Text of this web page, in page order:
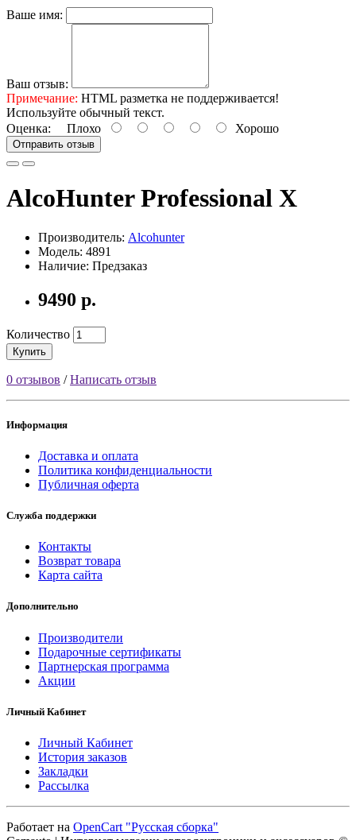
Ваше имя:
Ваш отзыв:
Примечание: HTML разметка не поддерживается!
Используйте обычный текст.
Оценка: Плохо Хорошо
Отправить отзыв
AlcoHunter Professional X
Производитель: Alcohunter
Модель: 4891
Наличие: Предзаказ
9490 р.
Количество
Купить
0 отзывов /Написать отзыв
Информация
Доставка и оплата
Политика конфиденциальности
Публичная оферта
Служба поддержки
Контакты
Возврат товара
Карта сайта
Дополнительно
Производители
Подарочные сертификаты
Партнерская программа
Акции
Личный Кабинет
Личный Кабинет
История заказов
Закладки
Рассылка
Работает на OpenCart "Русская сборка"